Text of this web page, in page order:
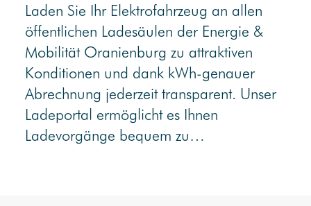
Laden Sie Ihr Elektrofahrzeug an allen
öffentlichen Ladesäulen der Energie &
Mobilität Oranienburg zu attraktiven
Konditionen und dank kWh-genauer
Abrechnung jederzeit transparent. Unser
Ladeportal ermöglicht es Ihnen
Ladevorgänge bequem zu…